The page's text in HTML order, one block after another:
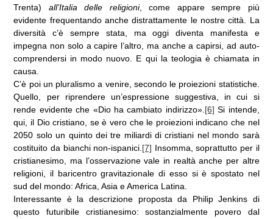
Trenta) all’Italia delle religioni, come appare sempre più
evidente frequentando anche distrattamente le nostre città. La
diversità c’è sempre stata, ma oggi diventa manifesta e
impegna non solo a capire l’altro, ma anche a capirsi, ad auto-
comprendersi in modo nuovo. E qui la teologia è chiamata in
causa.
C’è poi un pluralismo a venire, secondo le proiezioni statistiche.
Quello, per riprendere un’espressione suggestiva, in cui si
rende evidente che «Dio ha cambiato indirizzo». [6] Si intende,
qui, il Dio cristiano, se è vero che le proiezioni indicano che nel
2050 solo un quinto dei tre miliardi di cristiani nel mondo sarà
costituito da bianchi non-ispanici. [7] Insomma, soprattutto per il
cristianesimo, ma l’osservazione vale in realtà anche per altre
religioni, il baricentro gravitazionale di esso si è spostato nel
sud del mondo: Africa, Asia e America Latina.
Interessante è la descrizione proposta da Philip Jenkins di
questo futuribile cristianesimo: sostanzialmente povero dal